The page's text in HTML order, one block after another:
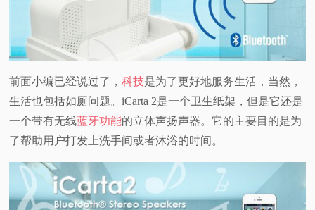
评
测
视
前面小编已经说过了，科技是为了更好地服务生活，当然，
生活也包括如厕问题。iCarta 2是一个卫生纸架，但是它还是
一个带有无线蓝牙功能的立体声扬声器。它的主要目的是为
了帮助用户打发上洗手间或者沐浴的时间。